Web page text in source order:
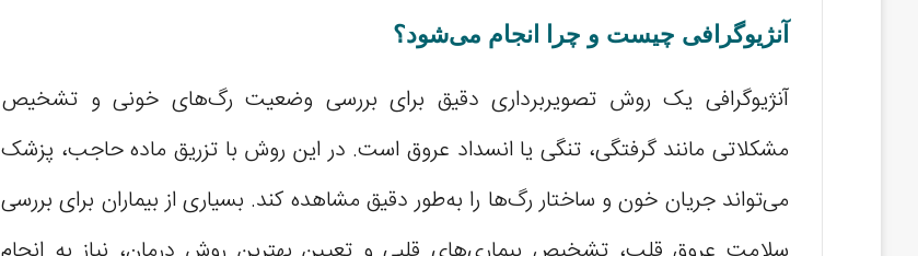
آنژیوگرافی چیست و چرا انجام می‌شود؟
آنژیوگرافی یک روش تصویربرداری دقیق برای بررسی وضعیت رگ‌های خونی و تشخیص
مشکلاتی مانند گرفتگی، تنگی یا انسداد عروق است. در این روش با تزریق ماده حاجب، پزشک
می‌تواند جریان خون و ساختار رگ‌ها را به‌طور دقیق مشاهده کند. بسیاری از بیماران برای بررسی